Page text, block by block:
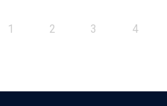
1 2 3 4